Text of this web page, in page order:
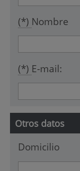
(*) Nombre
(*) E-mail:
Otros datos
Domicilio